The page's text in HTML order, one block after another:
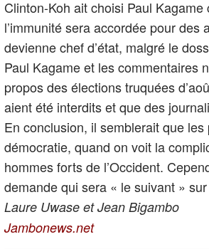
Clinton-Koh ait choisi Paul
l’immunité sera accordée pour des
devienne chef d’état, malgré le
Paul Kagame et les commentaires
propos des élections truquées
aient été interdits et que des
En conclusion, il semblerait que
démocratie, quand on voit la
hommes forts de l’Occident.
demande qui sera « le suivant »
Laure Uwase et Jean Bigambo
Jambonews.net